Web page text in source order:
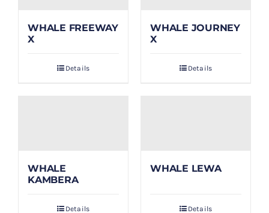
WHALE FREEWAY
X
Details
WHALE JOURNEY
X
Details
WHALE
KAMBERA
Details
WHALE LEWA
Details